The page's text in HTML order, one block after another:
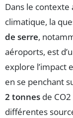
Dans le
climatique, la
de serre,
aéroports, est
explore l’impact
en se penchant
2 tonnes de
différentes